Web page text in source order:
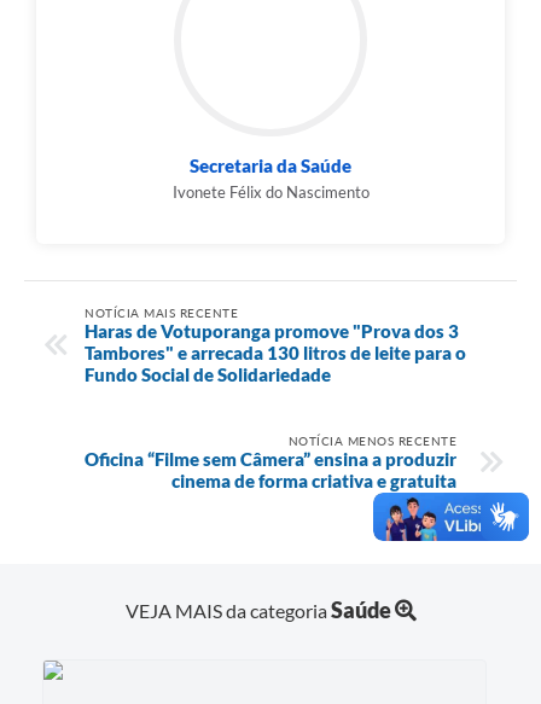
Secretaria da Saúde
Ivonete Félix do Nascimento
NOTÍCIA MAIS RECENTE
Haras de Votuporanga promove "Prova dos 3
Tambores" e arrecada 130 litros de leite para o
Fundo Social de Solidariedade
NOTÍCIA MENOS RECENTE
Oficina “Filme sem Câmera” ensina a produzir
cinema de forma criativa e gratuita
VEJA MAIS da categoriaSaúde